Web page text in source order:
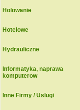
Holowanie
Hotelowe
Hydrauliczne
Informatyka, naprawa
komputerow
Inne Firmy / Uslugi